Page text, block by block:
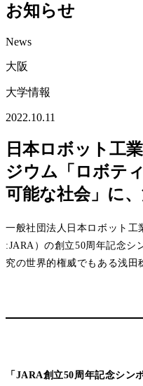
お知らせ
News
大阪
大学情報
2022.10.11
日本ロボット工
ジウム「ロボテ
可能な社会」に
一般社団法人日本ロボット工
:JARA）の創立50周年記念シ
究の世界的権威でもある浅田
「JARA創立50周年記念シン